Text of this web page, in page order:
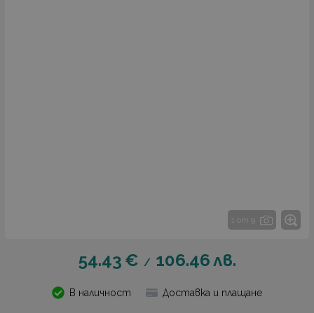
1 от 9
54.43 € / 106.46лв.
В наличност Доставка и плащане